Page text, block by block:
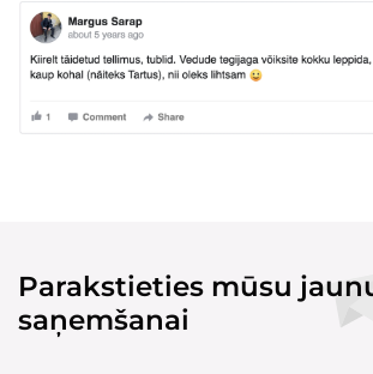
Parakstieties mūsu
saņemšanai